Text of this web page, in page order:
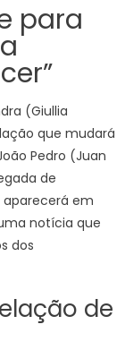
para
(Giullia
que mudará
Pedro (Juan
de
aparecerá em
notícia que
dos
de